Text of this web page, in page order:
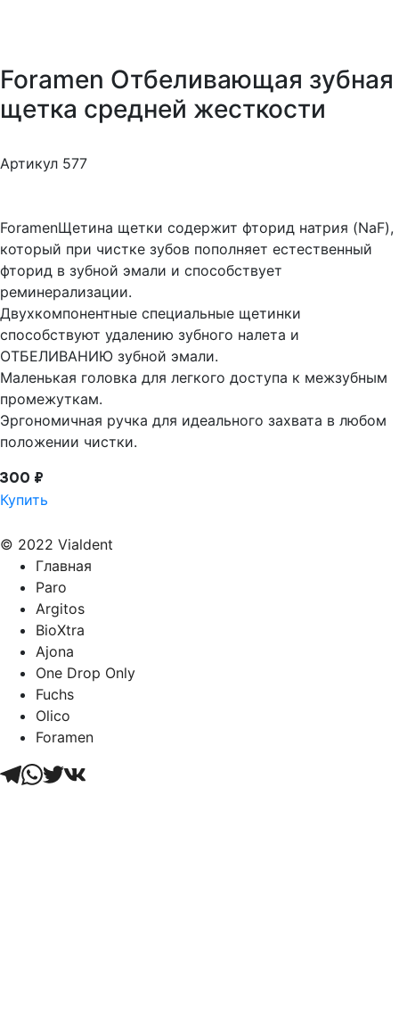
Foramen Отбеливающая зубная
щетка средней жесткости
Артикул 577
ForamenЩетина щетки содержит фторид натрия (NaF),
который при чистке зубов пополняет естественный
фторид в зубной эмали и способствует
реминерализации.
Двухкомпонентные специальные щетинки
способствуют удалению зубного налета и
ОТБЕЛИВАНИЮ зубной эмали.
Маленькая головка для легкого доступа к межзубным
промежуткам.
Эргономичная ручка для идеального захвата в любом
положении чистки.
300 ₽
Купить
© 2022 Vialdent
Главная
Paro
Argitos
BioXtra
Ajona
One Drop Only
Fuchs
Olico
Foramen